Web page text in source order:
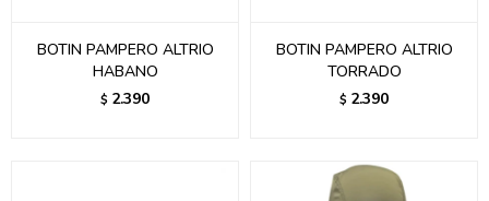
BOTIN PAMPERO ALTRIO
HABANO
$ 2.390
BOTIN PAMPERO ALTRIO
TORRADO
$ 2.390